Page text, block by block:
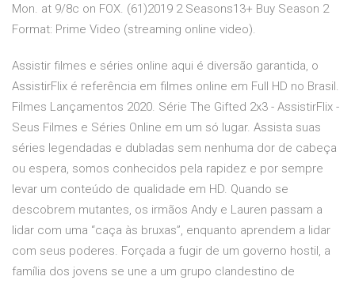
Mon. at 9/8c on FOX. (61)2019 2 Seasons13+ Buy Season 2
Format: Prime Video (streaming online video).
Assistir filmes e séries online aqui é diversão garantida, o
AssistirFlix é referência em filmes online em Full HD no Brasil.
Filmes Lançamentos 2020. Série The Gifted 2x3 - AssistirFlix -
Seus Filmes e Séries Online em um só lugar. Assista suas
séries legendadas e dubladas sem nenhuma dor de cabeça
ou espera, somos conhecidos pela rapidez e por sempre
levar um conteúdo de qualidade em HD. Quando se
descobrem mutantes, os irmãos Andy e Lauren passam a
lidar com uma “caça às bruxas”, enquanto aprendem a lidar
com seus poderes. Forçada a fugir de um governo hostil, a
família dos jovens se une a um grupo clandestino de